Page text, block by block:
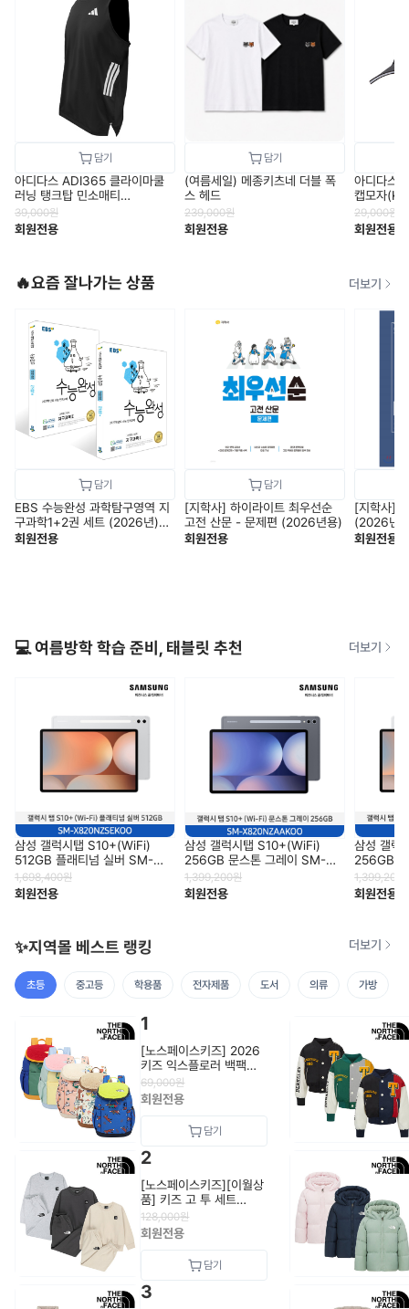
아디다스 ADI365 클라이마쿨
러닝 탱크탑 민소매티
(JZ6544)
39,000원
회원전용
(여름세일) 메종키츠네 더블 폭
스 헤드
239,000원
회원전용
아디다스
캡모자
29,000원
회원전용
🔥요즘 잘나가는 상품 더보기
EBS 수능완성 과학탐구영역 지
구과학1+2권 세트 (2026년)
2027학년도 수능 연계교재
회원전용
[지학사] 하이라이트 최우선순
고전 산문 - 문제편 (2026년용)
회원전용
[지학사]
(2026년
회원전용
💻 여름방학 학습 준비, 태블릿 추천 더보기
삼성 갤럭시탭 S10+(WiFi)
512GB 플래티넘 실버 SM-
X820NZSEKOO
1,698,400원
회원전용
삼성 갤럭시탭 S10+(WiFi)
256GB 문스톤 그레이 SM-
X820NZAAKOO
1,399,200원
회원전용
삼성 갤럭
256GB
1,399,200
회원전용
✨지역몰 베스트 랭킹 더보기
초등 중고등 학용품 전자제품 도서 의류 가방
1
[노스페이스키즈] 2026
키즈 익스플로러 백팩
NM2DS55_KIDS
69,000원
회원전용
2
[노스페이스키즈][이월상
품] 키즈 고 투 세트
NM5MS01_KIDS
128,000원
회원전용
3